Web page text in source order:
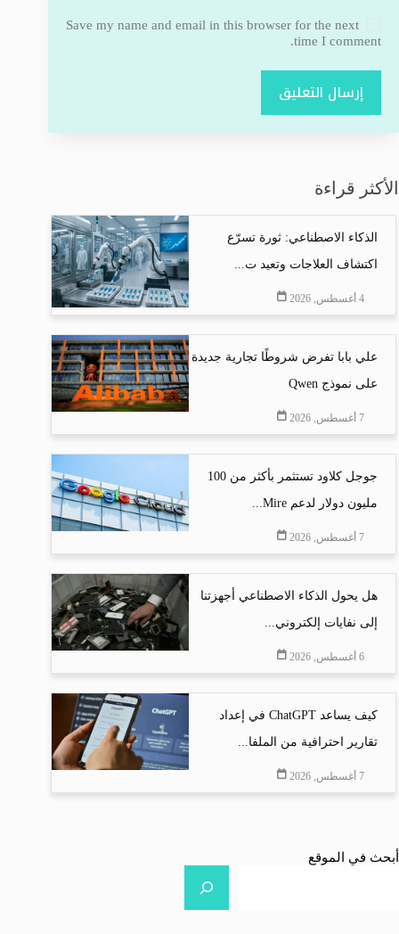
Save my name and email in this browser for the next
time I comment.
إرسال التعليق
الأكثر قراءة
الذكاء الاصطناعي: ثورة تسرّع
اكتشاف العلاجات وتعيد ت...
4 أغسطس, 2026
علي بابا تفرض شروطًا تجارية جديدة
على نموذج Qwen
7 أغسطس, 2026
جوجل كلاود تستثمر بأكثر من 100
مليون دولار لدعم Mire...
7 أغسطس, 2026
هل يحول الذكاء الاصطناعي أجهزتنا
إلى نفايات إلكتروني...
6 أغسطس, 2026
كيف يساعد ChatGPT في إعداد
تقارير احترافية من الملفا...
7 أغسطس, 2026
أبحث في الموقع